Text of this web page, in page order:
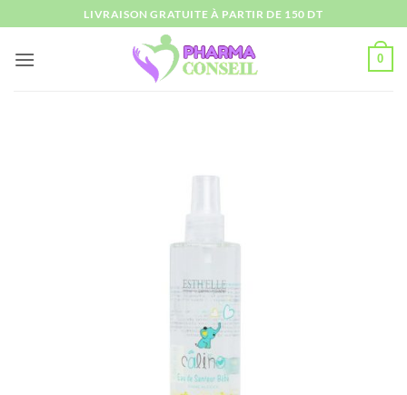
au
contenu
LIVRAISON GRATUITE À PARTIR DE 150 DT
0